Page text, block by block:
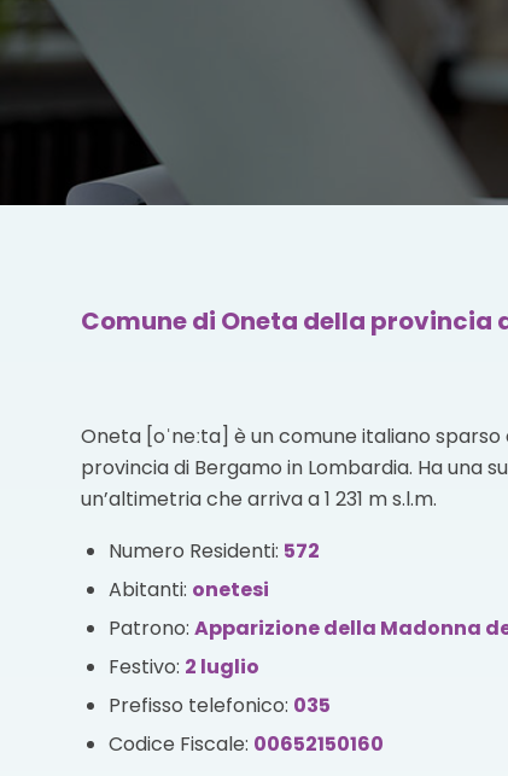
Comune di Oneta della provincia
Oneta [oˈneːta] è un comune italiano
provincia di Bergamo in Lombardia. Ha una
un’altimetria che arriva a 1 231 m s.l.m.
Numero Residenti: 572
Abitanti: onetesi
Patrono: Apparizione della Madonna
Festivo: 2 luglio
Prefisso telefonico: 035
Codice Fiscale: 00652150160